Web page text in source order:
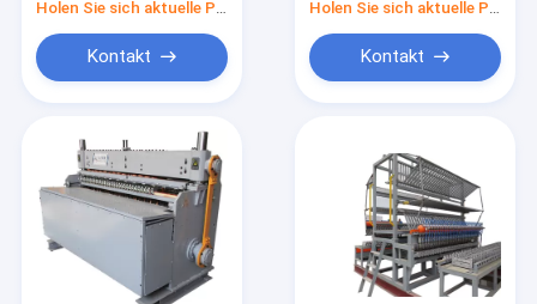
Kontakt Kontakt